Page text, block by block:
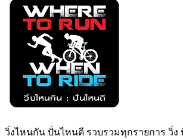
วิ่งไหนกัน ปั่นไหนดี รวบรวมทุกรายการ วิ่ง